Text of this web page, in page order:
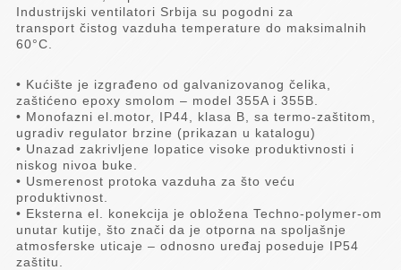
Industrijski ventilatori Srbija su pogodni za
transport čistog vazduha temperature do maksimalnih
60°C.
• Kućište je izgrađeno od galvanizovanog čelika,
zaštićeno epoxy smolom – model 355A i 355B.
• Monofazni el.motor, IP44, klasa B, sa termo-zaštitom,
ugradiv regulator brzine (prikazan u katalogu)
• Unazad zakrivljene lopatice visoke produktivnosti i
niskog nivoa buke.
• Usmerenost protoka vazduha za što veću
produktivnost.
• Eksterna el. konekcija je obložena Techno-polymer-om
unutar kutije, što znači da je otporna na spoljašnje
atmosferske uticaje – odnosno uređaj poseduje IP54
zaštitu.